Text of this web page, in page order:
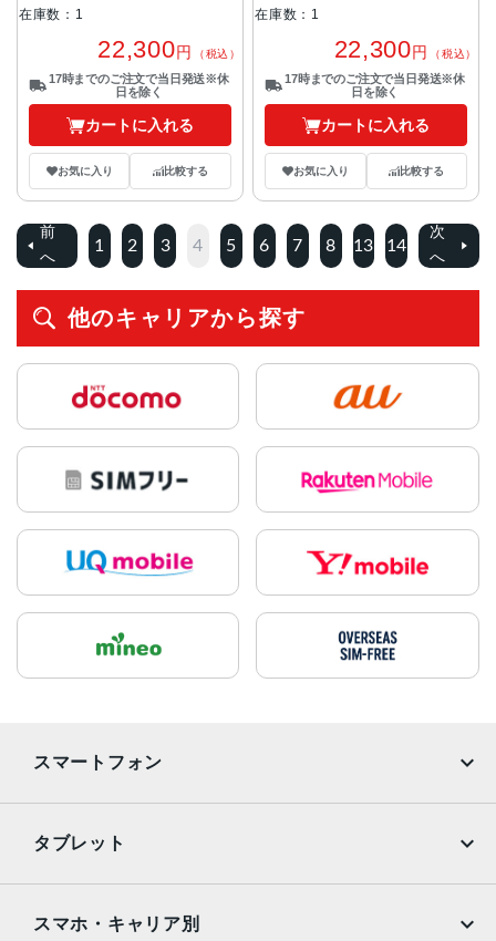
在庫数：1
22,300円 （税込）
17時までのご注文で当日発送※休
日を除く
カートに入れる
お気に入り 比較する
在庫数：1
22,300円 （税込）
17時までのご注文で当日発送※休
日を除く
カートに入れる
お気に入り 比較する
前
へ
1 2 3 4 5 6 7 8 13 14
次
へ
他のキャリアから探す
スマートフォン
AQUOS
タブレット
スマホ・キャリア別